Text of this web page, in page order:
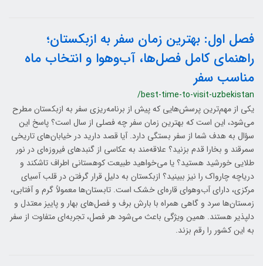
فصل اول: بهترین زمان سفر به ازبکستان؛
راهنمای کامل فصل‌ها، آب‌وهوا و انتخاب ماه
مناسب سفر
/best-time-to-visit-uzbekistan
یکی از مهم‌ترین پرسش‌هایی که پیش از برنامه‌ریزی سفر به ازبکستان مطرح
می‌شود، این است که بهترین زمان سفر چه فصلی از سال است؟ پاسخ این
سؤال به هدف شما از سفر بستگی دارد. آیا قصد دارید در خیابان‌های تاریخی
سمرقند و بخارا قدم بزنید؟ علاقه‌مند به عکاسی از گنبدهای فیروزه‌ای در نور
طلایی خورشید هستید؟ یا می‌خواهید طبیعت کوهستانی اطراف تاشکند و
دریاچه چارواک را نیز ببینید؟ ازبکستان به دلیل قرار گرفتن در قلب آسیای
مرکزی، دارای آب‌وهوای قاره‌ای خشک است. تابستان‌ها معمولاً گرم و آفتابی،
زمستان‌ها سرد و گاهی همراه با بارش برف و فصل‌های بهار و پاییز معتدل و
دلپذیر هستند. همین ویژگی باعث می‌شود هر فصل، تجربه‌ای متفاوت از سفر
به این کشور را رقم بزند.